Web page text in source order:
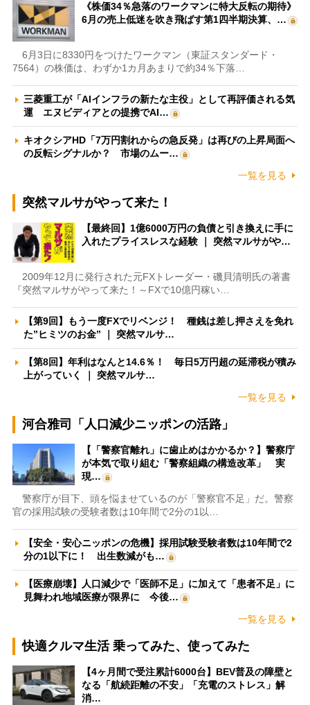
《株価34％急落のワークマンに特大反転の期待》
6月の売上低迷を吹き飛ばす第1四半期決算、…
6月3日に8330円をつけたワークマン（東証スタンダード・
7564）の株価は、わずか1カ月あまりで約34％下落…
三菱重工が「AIインフラの新たな主役」として再評価される気
運 エヌビディアとの提携でAI…
キオクシアHD「7万円割れからの急反発」は再びの上昇局面へ
の反転シグナルか？ 市場のムー…
一覧を見る
突然マルサがやって来た！
【最終回】1億6000万円の負債と引き換えに手に
入れたプライスレスな経験 ｜ 突然マルサがや…
2009年12月に発行された元FXトレーダー・磯貝清明氏の著書
『突然マルサがやって来た！～FXで10億円稼い…
【第9回】もう一度FXでリベンジ！ 種銭は差し押さえを免れ
た”ヒミツのお金” ｜ 突然マルサ…
【第8回】年利はなんと14.6％！ 毎日5万円超の延滞税が積み
上がっていく ｜ 突然マルサ…
一覧を見る
河合雅司「人口減少ニッポンの活路」
【「警察官離れ」に歯止めはかかるか？】警察庁
が本気で取り組む「警察組織の構造改革」 実
現…
警察庁が目下、頭を悩ませているのが「警察官不足」だ。警察
官の採用試験の受験者数は10年間で2分の1以…
【安全・安心ニッポンの危機】採用試験受験者数は10年間で2
分の1以下に！ 出生数減がも…
【医療崩壊】人口減少で「医師不足」に加えて「患者不足」に
見舞われ地域医療が限界に 今後…
一覧を見る
快適クルマ生活 乗ってみた、使ってみた
【4ヶ月間で受注累計6000台】BEV普及の障壁と
なる「航続距離の不安」「充電のストレス」解
消…